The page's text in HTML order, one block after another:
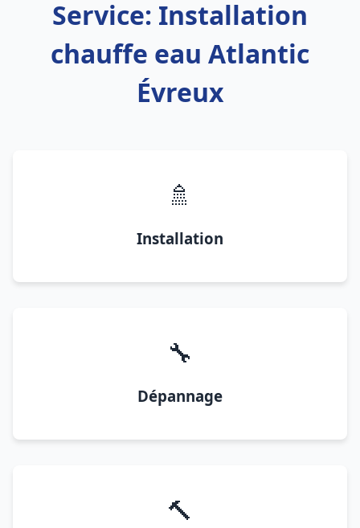
Service: Installation
chauffe eau Atlantic
Évreux
🚿
Installation
🔧
Dépannage
🔨